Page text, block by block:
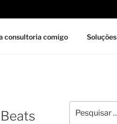
consultoria comigo
por: